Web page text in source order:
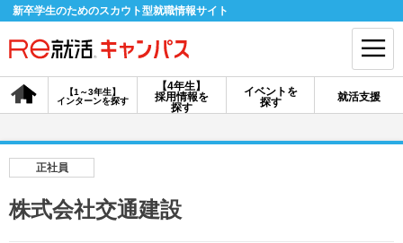
新卒学生のためのスカウト型就職情報サイト
【4年生】
採用情報を
探す
【1～3年生】
インターンを探す
イベントを
探す
就活支援
会員登録 ログイン
正社員
株式会社交通建設